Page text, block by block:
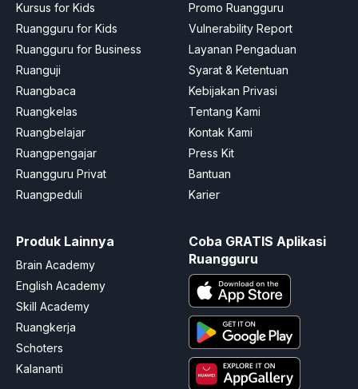
Kursus for Kids
Ruangguru for Kids
Ruangguru for Business
Ruanguji
Ruangbaca
Ruangkelas
Ruangbelajar
Ruangpengajar
Ruangguru Privat
Ruangpeduli
Promo Ruangguru
Vulnerability Report
Layanan Pengaduan
Syarat & Ketentuan
Kebijakan Privasi
Tentang Kami
Kontak Kami
Press Kit
Bantuan
Karier
Produk Lainnya
Brain Academy
English Academy
Skill Academy
Ruangkerja
Schoters
Kalananti
Coba GRATIS Aplikasi
Ruangguru